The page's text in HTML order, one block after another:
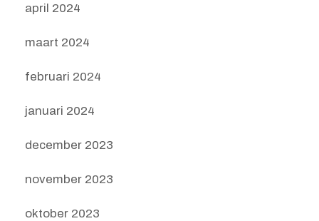
april 2024
maart 2024
februari 2024
januari 2024
december 2023
november 2023
oktober 2023